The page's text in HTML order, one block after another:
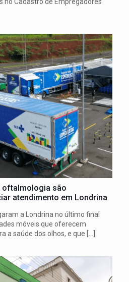
oftalmologia são
atendimento em Londrina
a Londrina no último final
móveis que oferecem
a saúde dos olhos, e que